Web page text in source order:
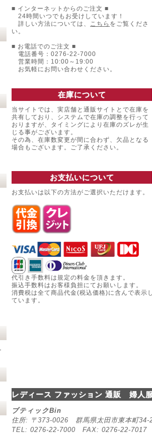
■ インターネットからのご注文 ■
24時間いつでもお受けしています！
詳しい方法については、 こちら をご覧くださ
い。
■ お電話でのご注文 ■
電話番号：0276-22-7000
営業時間：10:00～19:00
お気軽にお問い合わせください。
在庫について
当サイトでは、実店舗と通販サイトとで在庫を
共有しており、システムで在庫の調整を行って
おりますが、タイミングにより在庫のズレが生
じる事がございます。
その為、在庫数変更が間に合わず、欠品となる
場合もございます。ご了承ください。
お支払いについて
お支払いは以下の方法がご選択いただけます。
代引き手数料は規定の料金を頂きます。
振込手数料はお客様負担にてお願いします。
消費税は全て商品代金(税込価格)に含んで表示し
ています。
レディース ファッション 通販 婦
ブティックBin
住所: 〒373-0026 群馬県太田市東本町34-
TEL: 0276-22-7000 FAX: 0276-22-7017